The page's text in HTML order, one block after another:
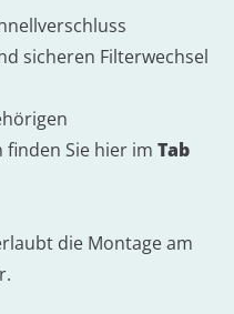
sicheren Filterwechsel
Sie hier im Tab
die Montage am